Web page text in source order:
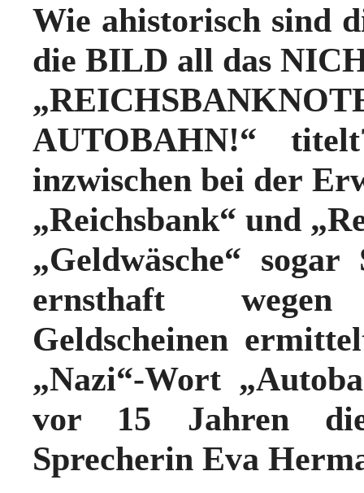
Wie ahistorisch sind
die BILD all das
AUTOBAHN!“
inzwischen bei der
„Reichsbank“ und
„Geldwäsche“
ernsthaft
Geldscheinen
„Nazi“-Wort
vor 15 Jahren die
Sprecherin Eva